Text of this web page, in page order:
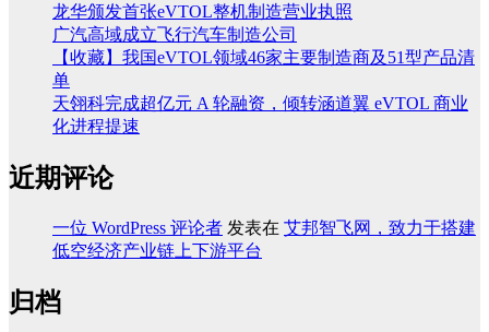
龙华颁发首张eVTOL整机制造营业执照
广汽高域成立飞行汽车制造公司
【收藏】我国eVTOL领域46家主要制造商及51型产品清
单
天翎科完成超亿元 A 轮融资，倾转涵道翼 eVTOL 商业
化进程提速
近期评论
一位 WordPress 评论者 发表在 艾邦智飞网，致力于搭建
低空经济产业链上下游平台
归档